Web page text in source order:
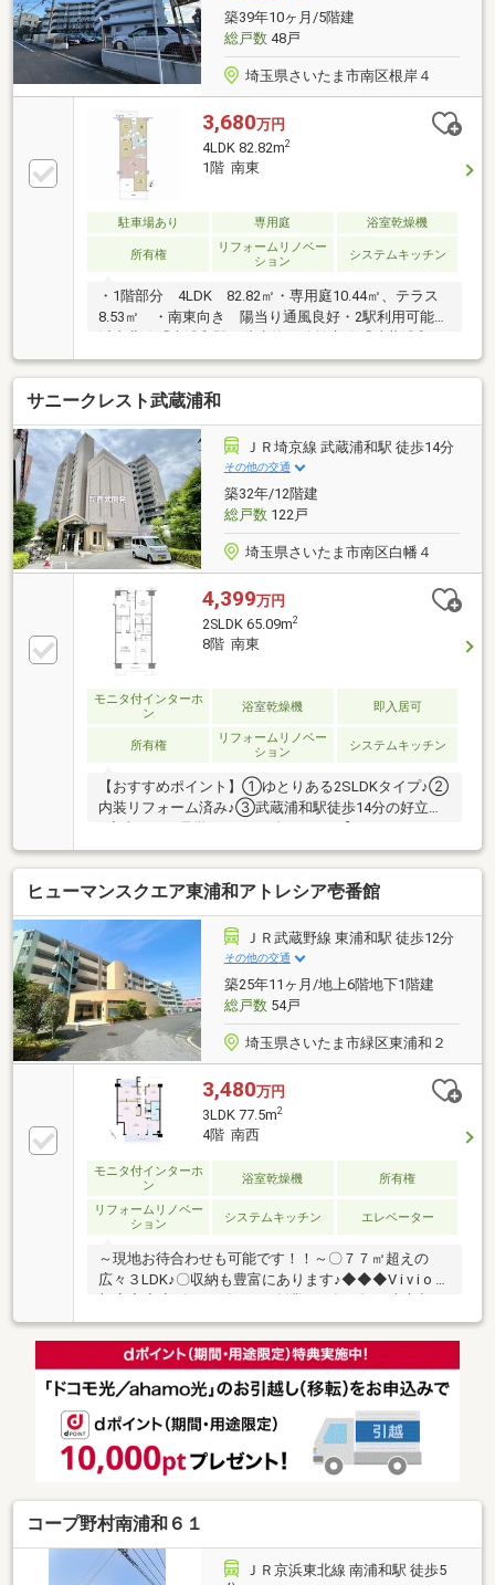
築39年10ヶ月/5階建
総戸数48戸
埼玉県さいたま市南区根岸４
3,680万円
4LDK 82.82m2
1階 南東
駐車場あり 専用庭 浴室乾燥機
所有権
リフォームリノベー
ション
システムキッチン
・1階部分 4LDK 82.82㎡・専用庭10.44㎡、テラス
8.53㎡ ・南東向き 陽当り通風良好・2駅利用可能京
駅」徒歩約18分・新規内装リフォーム物件(2026年3月
末完成)全室クロス貼替ＬＤ・各居室フローリング貼替
クッションフロア貼替システムキッチン新規交換洗面
化粧台新規交換ユニットバス交換（浴室換気乾燥暖房
機付）給水管・給湯管交換トイレ交換建具交換照明設
置ハウスクリーニング等
サニークレスト武蔵浦和
ＪＲ埼京線 武蔵浦和駅 徒歩14分
その他の交通
築32年/12階建
総戸数122戸
埼玉県さいたま市南区白幡４
4,399万円
2SLDK 65.09m2
8階 南東
モニタ付インターホ
ン
浴室乾燥機 即入居可
所有権
リフォームリノベー
ション
システムキッチン
【おすすめポイント】①ゆとりある2SLDKタイプ♪②
内装リフォーム済み♪③武蔵浦和駅徒歩14分の好立地
533】までお気軽にお問合せ下さい！スマートホンの
場合、青色のボタン「電話で問い合わせ（通話料無
料）」をタップして頂きますと便利です。または、
【オレンジ色資料請求（無料）ボタン】か、【赤色見
学予約をする（無料）ボタン】をクリックして必要項
目にご入力ください。◆ご住宅探しは創業40年、14店
舗のネットワーク「安心取引」がモットーの株式会社
西武開発にお任せ下さい。
ヒューマンスクエア東浦和アトレシア壱番館
ＪＲ武蔵野線 東浦和駅 徒歩12分
その他の交通
築25年11ヶ月/地上6階地下1階建
総戸数54戸
埼玉県さいたま市緑区東浦和２
3,480万円
3LDK 77.5m2
4階 南西
モニタ付インターホ
ン
浴室乾燥機 所有権
リフォームリノベー
ション
システムキッチン エレベーター
～現地お待合わせも可能です！！～〇７７㎡超えの
広々３LDK♪〇収納も豊富にあります♪◆◆◆V i v i o 草
埼玉県・千葉県で販売実績多数～経験豊富なエージェ
ントと提携業者（FPなど）がサポートいたします！◎
住宅ローンご相談ください♪ 低金利×保障内容充実の
金融機関ご紹介いたします！ 諸費用のお借入れも可
断のひとつです。 専門的な知識だけでなく、「人と
人とのつながり」や「心の通う対応」が何より大切だ
と、考えています。 お気軽にお問合せください！
コープ野村南浦和６１
ＪＲ京浜東北線 南浦和駅 徒歩5